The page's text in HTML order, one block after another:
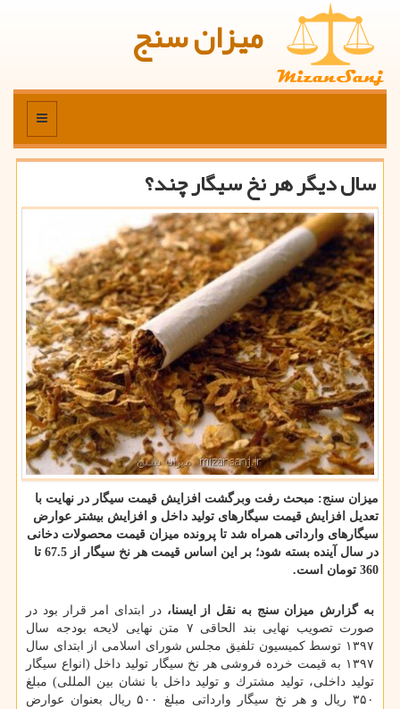
میزان سنج
منو
سال دیگر هر نخ سیگار چند؟
میزان سنج: مبحث رفت وبرگشت افزایش قیمت سیگار در نهایت با
تعدیل افزایش قیمت سیگارهای تولید داخل و افزایش بیشتر عوارض
سیگارهای وارداتی همراه شد تا پرونده میزان قیمت محصولات دخانی
در سال آینده بسته شود؛ بر این اساس قیمت هر نخ سیگار از 67.5 تا
360 تومان است.
به گزارش میزان سنج به نقل از ایسنا،در ابتدای امر قرار بود در
صورت تصویب نهایی بند الحاقی ۷ متن نهایی لایحه بودجه سال
۱۳۹۷ توسط كمیسیون تلفیق مجلس شورای اسلامی از ابتدای سال
۱۳۹۷ به قیمت خرده فروشی هر نخ سیگار تولید داخل (انواع سیگار
تولید داخلی، تولید مشترك و تولید داخل با نشان بین المللی) مبلغ
۳۵۰ ریال و هر نخ سیگار وارداتی مبلغ ۵۰۰ ریال بعنوان عوارض